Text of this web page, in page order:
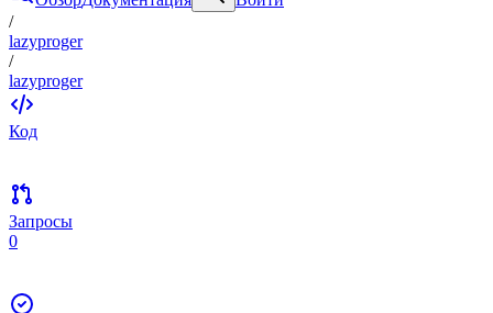
/
lazyproger
/
lazyproger
Код
Запросы
0